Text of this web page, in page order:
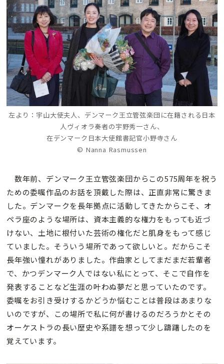
左より：宇山大使夫人、デンマーク王立管弦楽団に在籍される日本
人ヴィオラ奏者の宇野秀一さん、
在デンマーク日本大使館書記官小野寺さん
© Nanna Rasmussen
数年前、デンマーク王立管弦楽団からこの575周年を祝う
ための委嘱作品のお話を頂戴した際は、正直非常に驚きま
した。デンマークを長年拠点に活動してきたからこそ、オ
ペラ座のような場所は、資本主義的な権力をもっても近づ
けない、土地に根付いた芸術の権化だと肌身をもって感じ
ていました。そういう場所であって欲しいと。だからこそ
長年強い憧れがありました。作曲家としてまだまだ若輩者
で、かつデンマーク人ではない私にとって、そこで自作を
発表することなど生涯の叶わぬ夢だと思っていたのです。
委嘱をお引き受けするかどうか悩むことは普段はあまりな
いのですが、この場所で私に何が書けるのだろうかとその
オーケストラの長い歴史や系譜を想って少し躊躇したのを
覚えています。